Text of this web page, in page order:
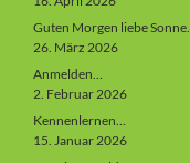
Guten Morgen liebe Sonne…
26. März 2026
Anmelden…
2. Februar 2026
Kennenlernen…
15. Januar 2026